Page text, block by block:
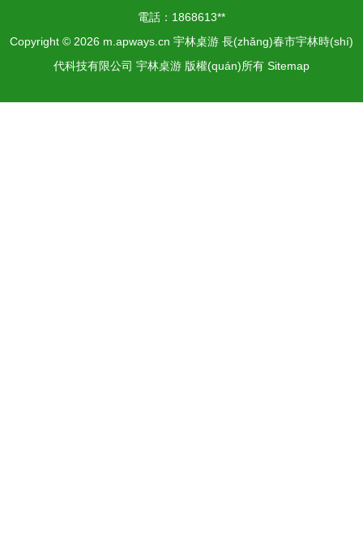
電話：1868613**
Copyright © 2026 m.apways.cn 宇林桌游 長(zhǎng)春市宇林時(shí)
代科技有限公司 宇林桌游 版權(quán)所有 Sitemap